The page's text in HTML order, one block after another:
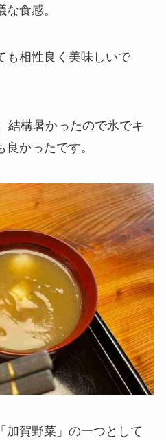
食感。
も相性良く美味しいで
結構暑かったので氷でキ
かったです。
加賀野菜」の一つとして